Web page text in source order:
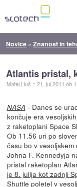
Novice »Znanost in
Atlantis pristal,
Matej Huš ::21. jul 2011 ob
NASA - Danes se
končuje era
z raketoplani Space
Ob 11.56 uri po
času bo v vesoljskem
Johna F. Kennedyja
pristal raketoplan
je 8. julija kot zadnji
Shuttle poletel v